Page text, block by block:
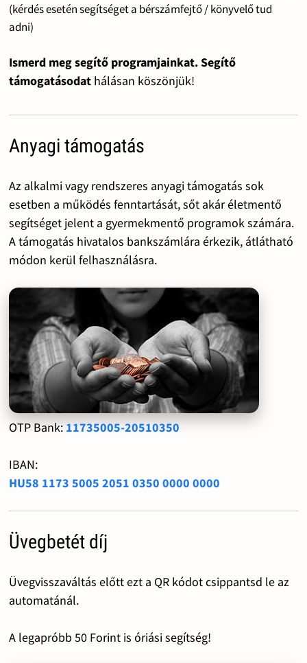
(kérdés esetén segítséget a bérszámfejtő / könyvelő tud
adni)
Ismerd meg segítő programjainkat. Segítő
támogatásodat hálásan köszönjük!
Anyagi támogatás
Az alkalmi vagy rendszeres anyagi támogatás sok
esetben a működés fenntartását, sőt akár életmentő
segítséget jelent a gyermekmentő programok számára.
A támogatás hivatalos bankszámlára érkezik, átlátható
módon kerül felhasználásra.
OTP Bank: 11735005-20510350
IBAN:
HU58 1173 5005 2051 0350 0000 0000
Üvegbetét díj
Üvegvisszaváltás előtt ezt a QR kódot csippantsd le az
automatánál.
A legapróbb 50 Forint is óriási segítség!